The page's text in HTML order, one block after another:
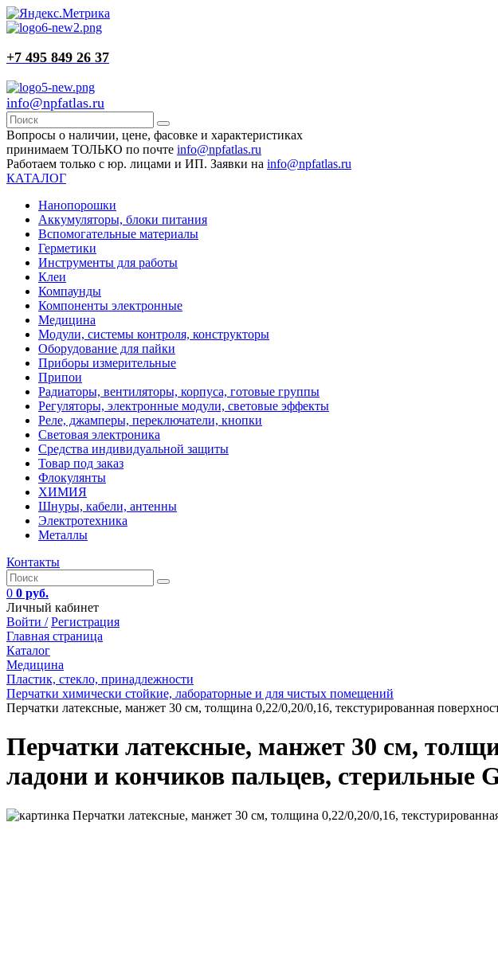
+7 495 849 26 37
info@npfatlas.ru
Вопросы о наличии, цене, фасовке и характеристиках
принимаем ТОЛЬКО по почте info@npfatlas.ru
Работаем только с юр. лицами и ИП. Заявки на info@npfatlas.ru
КАТАЛОГ
Нанопорошки
Аккумуляторы, блоки питания
Вспомогательные материалы
Герметики
Инструменты для работы
Клеи
Компаунды
Компоненты электронные
Медицина
Модули, системы контроля, конструкторы
Оборудование для пайки
Приборы измерительные
Припои
Радиаторы, вентиляторы, корпуса, готовые группы
Регуляторы, электронные модули, световые эффекты
Реле, джамперы, переключатели, кнопки
Световая электроника
Средства индивидуальной защиты
Товар под заказ
Флокулянты
ХИМИЯ
Шнуры, кабели, антенны
Электротехника
Металлы
Контакты
0 0 руб.
Личный кабинет
Войти / Регистрация
Главная страница
Каталог
Медицина
Пластик, стекло, принадлежности
Перчатки химически стойкие, лабораторные и для чистых помещений
Перчатки латексные, манжет 30 см, толщина 0,22/0,20/0,16, текстурированная
Перчатки латексные, манжет 30 см,
ладони и кончиков пальцев,